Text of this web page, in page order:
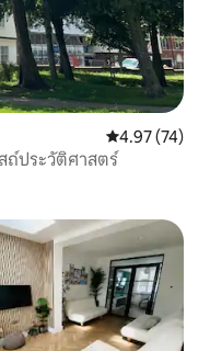
คะแนนเฉลี่ย
4.97 (74)
ถ์ประวัติศาสตร์